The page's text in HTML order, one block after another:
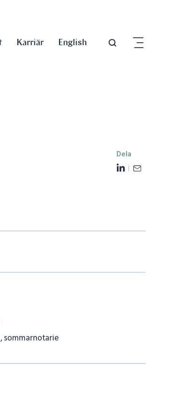
Karriär English
Dela
L
d
sommarnotarie